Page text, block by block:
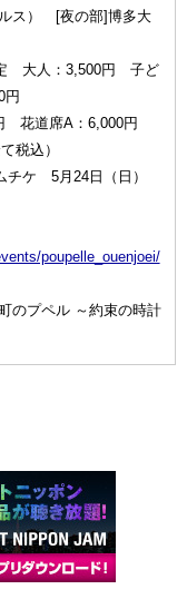
ス） [夜の部]博多大
大人：3,500円 子ど
円
花道席A：6,000円
税込）
チケ 5月24日（日）
poupelle_ouenjoei/
のプペル ～約束の時計